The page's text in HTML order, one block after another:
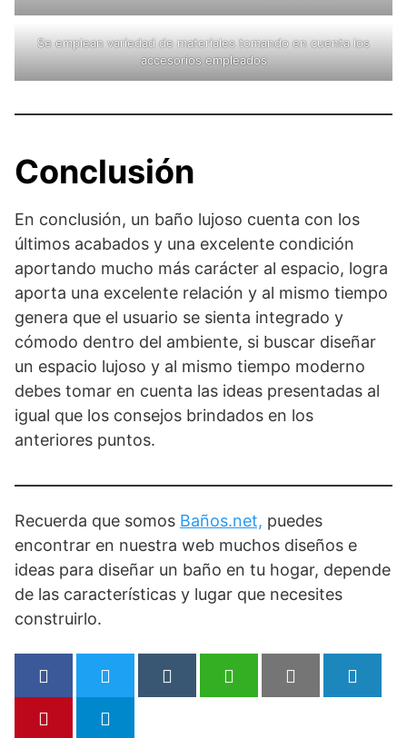
Se emplean variedad de materiales tomando en cuenta los
accesorios empleados
Conclusión
En conclusión, un baño lujoso cuenta con los
últimos acabados y una excelente condición
aportando mucho más carácter al espacio, logra
aporta una excelente relación y al mismo tiempo
genera que el usuario se sienta integrado y
cómodo dentro del ambiente, si buscar diseñar
un espacio lujoso y al mismo tiempo moderno
debes tomar en cuenta las ideas presentadas al
igual que los consejos brindados en los
anteriores puntos.
Recuerda que somos Baños.net, puedes
encontrar en nuestra web muchos diseños e
ideas para diseñar un baño en tu hogar, depende
de las características y lugar que necesites
construirlo.